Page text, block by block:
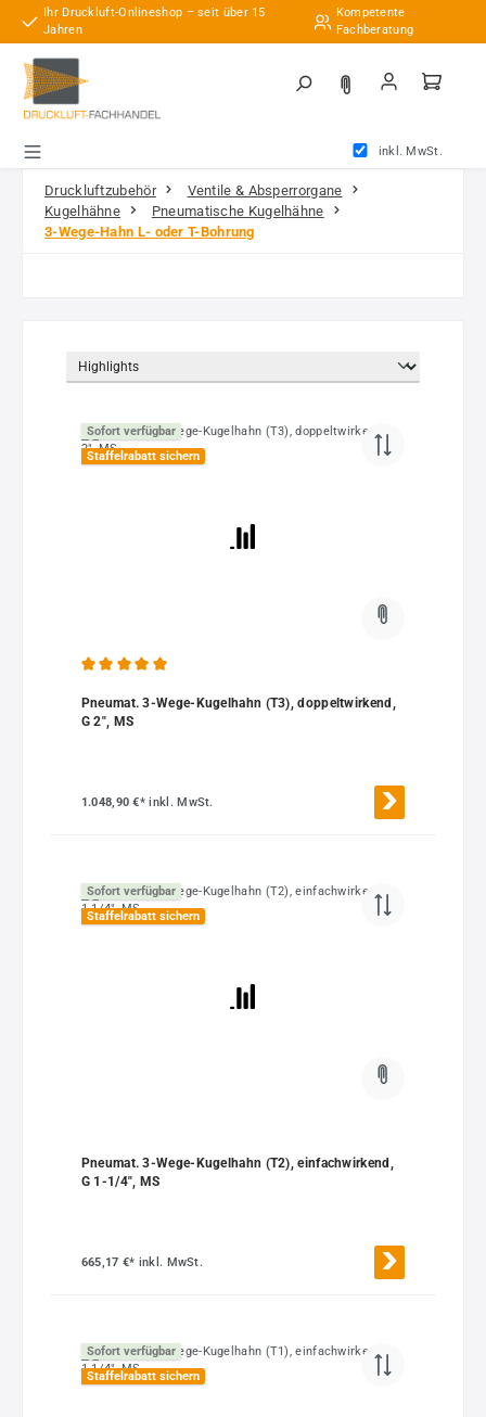
Zum Hauptinhalt springen
Ihr Druckluft-Onlineshop – seit über 15
Jahren
Kompetente
Fachberatung
inkl. MwSt.
Druckluftzubehör
Ventile & Absperrorgane
Kugelhähne
Pneumatische Kugelhähne
3-Wege-Hahn L- oder T-Bohrung
Sofort verfügbar
Staffelrabatt sichern
Pneumat. 3-Wege-Kugelhahn (T3), doppeltwirkend,
G 2", MS
1.048,90 €*inkl. MwSt.
Sofort verfügbar
Staffelrabatt sichern
Pneumat. 3-Wege-Kugelhahn (T2), einfachwirkend,
G 1-1/4", MS
665,17 €* inkl. MwSt.
Sofort verfügbar
Staffelrabatt sichern